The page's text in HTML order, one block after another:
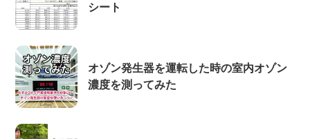
シート
オゾン発生器を運転した時の室内オゾン
濃度を測ってみた